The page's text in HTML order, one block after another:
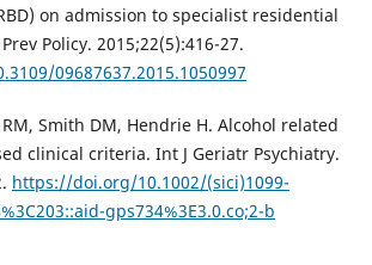
on admission to specialist residential
Policy. 2015;22(5):416-27.
09687637.2015.1050997
Smith DM, Hendrie H. Alcohol related
clinical criteria. Int J Geriatr Psychiatry.
https://doi.org/10.1002/(sici)1099-
gps734%3E3.0.co;2-b